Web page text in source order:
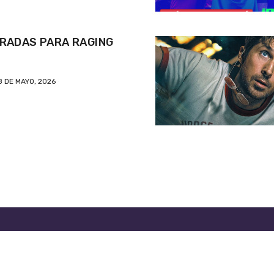
PARA RAGING
DE MAYO, 2026